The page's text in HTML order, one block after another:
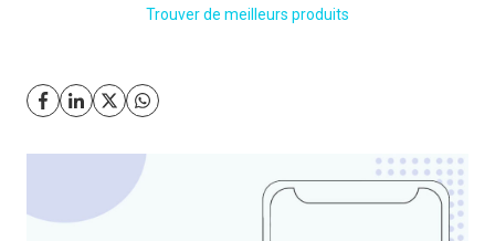
Trouver de meilleurs produits